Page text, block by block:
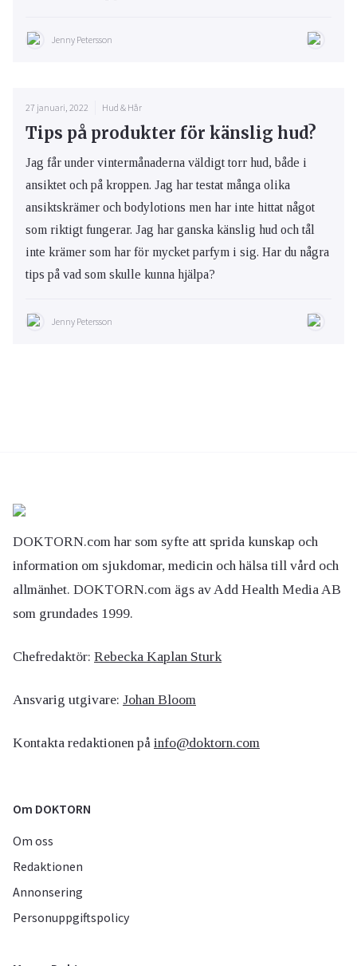
Jenny Petersson
27 januari, 2022 Hud & Hår
Tips på produkter för känslig hud?
Jag får under vintermånaderna väldigt torr hud, både i
ansiktet och på kroppen. Jag har testat många olika
ansiktskrämer och bodylotions men har inte hittat något
som riktigt fungerar. Jag har ganska känslig hud och tål
inte krämer som har för mycket parfym i sig. Har du några
tips på vad som skulle kunna hjälpa?
Jenny Petersson
DOKTORN.com har som syfte att sprida kunskap och
information om sjukdomar, medicin och hälsa till vård och
allmänhet. DOKTORN.com ägs av Add Health Media AB
som grundades 1999.
Chefredaktör: Rebecka Kaplan Sturk
Ansvarig utgivare: Johan Bloom
Kontakta redaktionen på info@doktorn.com
Om DOKTORN
Om oss
Redaktionen
Annonsering
Personuppgiftspolicy